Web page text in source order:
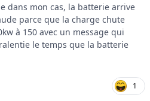
dans mon cas, la batterie arrive
parce que la charge chute
à 150 avec un message qui
le temps que la batterie
1